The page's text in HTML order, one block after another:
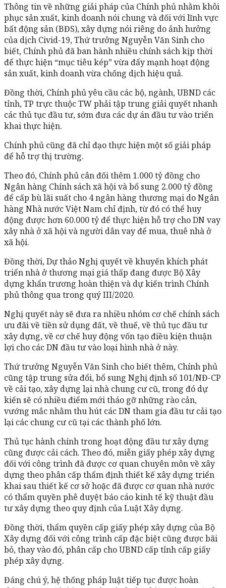
Thông tin về những giải pháp của Chính phủ nhằm khôi
phục sản xuất, kinh doanh nói chung và đối với lĩnh vực
bất động sản (BĐS), xây dựng nói riêng do ảnh hưởng
của dịch Civid-19, Thứ trưởng Nguyễn Văn Sinh cho
biết, Chính phủ đã ban hành nhiều chính sách kịp thời
để thực hiện “mục tiêu kép” vừa đẩy mạnh hoạt động
sản xuất, kinh doanh vừa chống dịch hiệu quả.
Đồng thời, Chính phủ yêu cầu các bộ, ngành, UBND các
tỉnh, TP trực thuộc TW phải tập trung giải quyết nhanh
các thủ tục đầu tư, sớm đưa các dự án đầu tư vào triển
khai thực hiện.
Chính phủ cũng đã chỉ đạo thực hiện một số giải pháp
để hỗ trợ thị trường.
Theo đó, Chính phủ cân đối thêm 1.000 tỷ đồng cho
Ngân hàng Chính sách xã hội và bổ sung 2.000 tỷ đồng
để cấp bù lãi suất cho 4 ngân hàng thương mại do Ngân
hàng Nhà nước Việt Nam chỉ định, từ đó có thể huy
động được hơn 60.000 tỷ để thực hiện hỗ trợ cho DN vay
xây nhà ở xã hội và người dân vay để mua, thuê nhà ở
xã hội.
Đồng thời, Dự thảo Nghị quyết về khuyến khích phát
triển nhà ở thương mại giá thấp đang được Bộ Xây
dựng khẩn trương hoàn thiện và dự kiến trình Chính
phủ thông qua trong quý III/2020.
Nghị quyết này sẽ đưa ra nhiều nhóm cơ chế chính sách
ưu đãi về tiền sử dụng đất, về thuế, về thủ tục đầu tư
xây dựng, về cơ chế huy động vốn tạo điều kiện thuận
lợi cho các DN đầu tư vào loại hình nhà ở này.
Thứ trưởng Nguyễn Văn Sinh cho biết thêm, Chính phủ
cũng tập trung sửa đổi, bổ sung Nghị định số 101/NĐ-CP
về cải tạo, xây dựng lại nhà chung cư cũ, trong đó dự
kiến sẽ có nhiều điểm mới tháo gỡ những rào cản,
vướng mắc nhằm thu hút các DN tham gia đầu tư cải tạo
lại các chung cư cũ tại các thành phố lớn.
Thủ tục hành chính trong hoạt động đầu tư xây dựng
cũng được cải cách. Theo đó, miễn giấy phép xây dựng
đối với công trình đã được cơ quan chuyên môn về xây
dựng theo phân cấp thẩm định thiết kế xây dựng triển
khai sau thiết kế cơ sở hoặc đã được cơ quan nhà nước
có thẩm quyền phê duyệt báo cáo kinh tế kỹ thuật đầu
tư xây dựng theo quy định của Luật Xây dựng.
Đồng thời, thẩm quyền cấp giấy phép xây dựng của Bộ
Xây dựng đối với công trình cấp đặc biệt cũng được bãi
bỏ, thay vào đó, phân cấp cho UBND cấp tỉnh cấp giấy
phép xây dựng.
Đáng chú ý, hệ thống pháp luật tiếp tục được hoàn